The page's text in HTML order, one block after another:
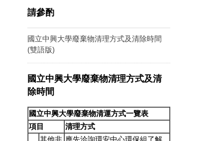
請參酌
國立中興大學廢棄物清理方式及清除時間
(雙語版)
國立中興大學廢棄物清理方式及清
除時間
國立中興大學廢棄物清運方式一覽表
項目
清理方式